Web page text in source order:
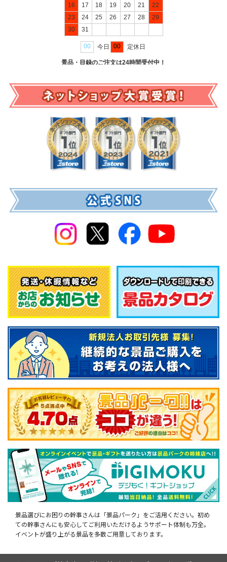
景品選びにお困りの幹事さんは「景品パーク」をご活用ください。初め
ての幹事さんにも安心してご利用いただけるようサポート体制も万全。
イベントが盛り上がる景品を多数ご用意しております。